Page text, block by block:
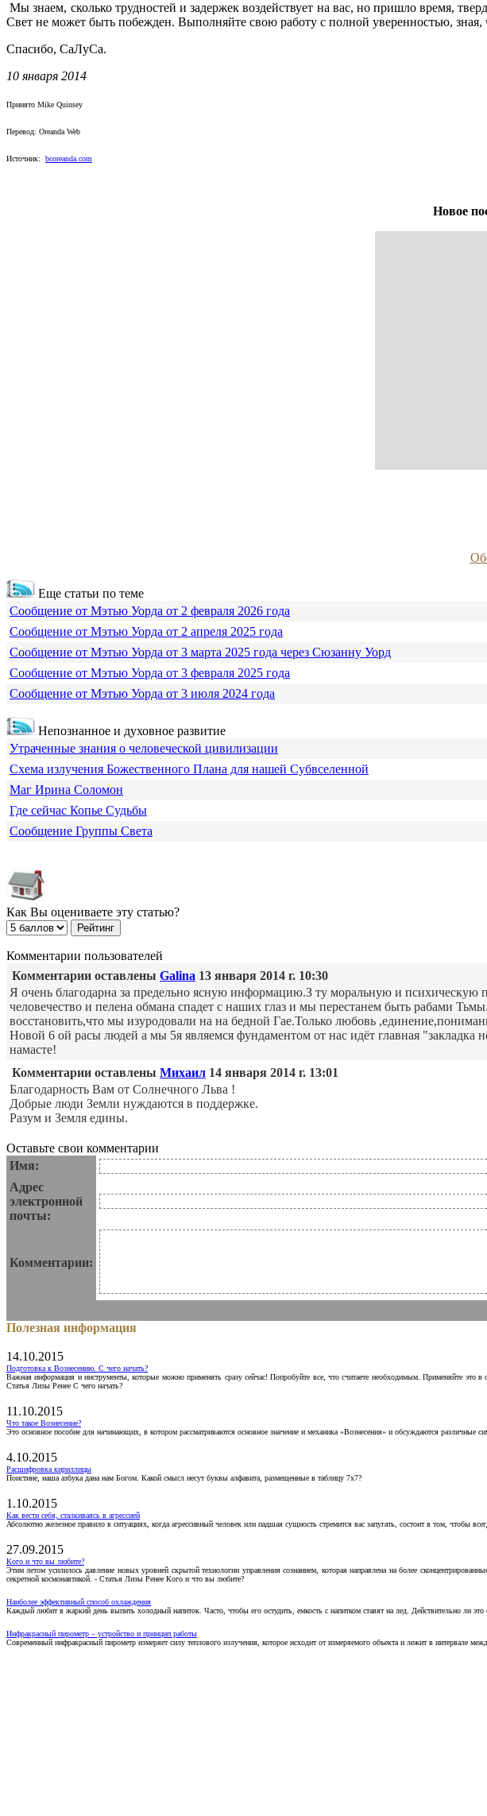
Мы знаем, сколько трудностей и задержек воздействует на вас, но пришло время,
Свет не может быть побежден. Выполняйте свою работу с полной уверенностью,
Спасибо, СаЛуСа.
10 января 2014
Принято Mike Quinsey
Перевод: Oreanda Web
Источник: bcoreanda.com
Новое
Еще статьи по теме
Сообщение от Мэтью Уорда от 2 февраля 2026 года
Сообщение от Мэтью Уорда от 2 апреля 2025 года
Сообщение от Мэтью Уорда от 3 марта 2025 года через Сюзанну Уорд
Сообщение от Мэтью Уорда от 3 февраля 2025 года
Сообщение от Мэтью Уорда от 3 июля 2024 года
Непознанное и духовное развитие
Утраченные знания о человеческой цивилизации
Схема излучения Божественного Плана для нашей Субвселенной
Маг Ирина Соломон
Где сейчас Копье Судьбы
Сообщение Группы Света
Как Вы оцениваете эту статью?
Комментарии пользователей
Комментарии оставлены Galina 13 января 2014 г. 10:30
Я очень благодарна за предельно ясную информацию.З ту моральную и
человечество и пелена обмана спадет с наших глаз и мы перестанем быть рабами
восстановить,что мы изуродовали на на бедной Гае.Только любовь
Новой 6 ой расы людей а мы 5я являемся фундаментом от нас идёт главная
намасте!
Комментарии оставлены Михаил 14 января 2014 г. 13:01
Благодарность Вам от Солнечного Льва !
Добрые люди Земли нуждаются в поддержке.
Разум и Земля едины.
Оставьте свои комментарии
Имя:
Адрес
электронной
почты:
Комментарии:
Полезная информация
14.10.2015
Подготовка к Вознесению. С чего начать?
Важная информация и инструменты, которые можно применять сразу сейчас! Попробуйте все, что считаете необходимым. Применяйте это
Статья Лизы Ренее С чего начать?
11.10.2015
Что такое Вознесение?
Это основное пособие для начинающих, в котором рассматриваются основное значение и механика «Вознесения» и обсуждаются
4.10.2015
Расшифровка кириллицы
Поистине, наша азбука дана нам Богом. Какой смысл несут буквы алфавита, размещенные в таблицу 7х7?
1.10.2015
Как вести себя, сталкиваясь в агрессией
Абсолютно железное правило в ситуациях, когда агрессивный человек или падшая сущность стремится вас запугать, состоит в том, чтобы
27.09.2015
Кого и что вы любите?
Этим летом усилилось давление новых уровней скрытой технологии управления сознанием, которая направлена на более
секретной космонавтикой. - Статья Лизы Ренее Кого и что вы любите?
Наиболее эффективный способ охлаждения
Каждый любит в жаркий день выпить холодный напиток. Часто, чтобы его остудить, емкость с напитком ставят на лед. Действительно ли
Инфракрасный пирометр – устройство и принцип работы
Современный инфракрасный пирометр измеряет силу теплового излучения, которое исходит от измеряемого объекта и лежит в интервале